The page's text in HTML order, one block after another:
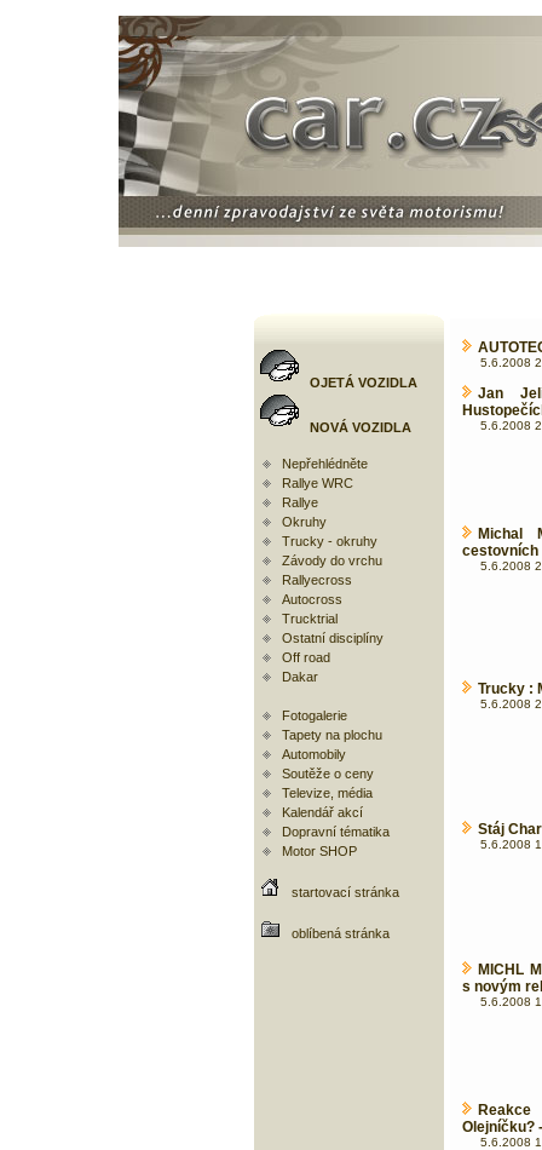
OJETÁ VOZIDLA
NOVÁ VOZIDLA
Nepřehlédněte
Rallye WRC
Rallye
Okruhy
Trucky - okruhy
Závody do vrchu
Rallyecross
Autocross
Trucktrial
Ostatní disciplíny
Off road
Dakar
Fotogalerie
Tapety na plochu
Automobily
Soutěže o ceny
Televize, média
Kalendář akcí
Dopravní tématika
Motor SHOP
startovací stránka
oblíbená stránka
5.6.2008
Jan
5.6.2008
Michal
cestovních
5.6.2008
Trucky :
5.6.2008
Stáj
5.6.2008
MICHL
s novým
5.6.2008
Olejníčku?
5.6.2008